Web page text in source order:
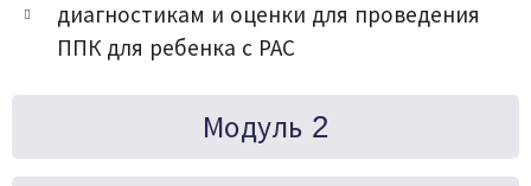
Модуль 2
диагностикам и оценки для проведения
ППК для ребенка с РАС